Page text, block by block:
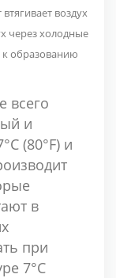
воздух
через холодные
к образованию
всего
и
(80°F) и
в
при
7°C